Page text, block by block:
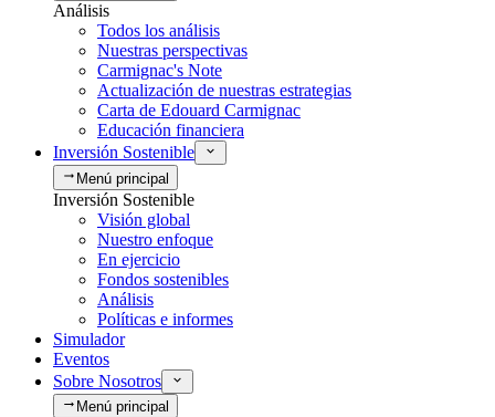
Análisis
Todos los análisis
Nuestras perspectivas
Carmignac's Note
Actualización de nuestras estrategias
Carta de Edouard Carmignac
Educación financiera
Inversión Sostenible
Menú principal
Inversión Sostenible
Visión global
Nuestro enfoque
En ejercicio
Fondos sostenibles
Análisis
Políticas e informes
Simulador
Eventos
Sobre Nosotros
Menú principal